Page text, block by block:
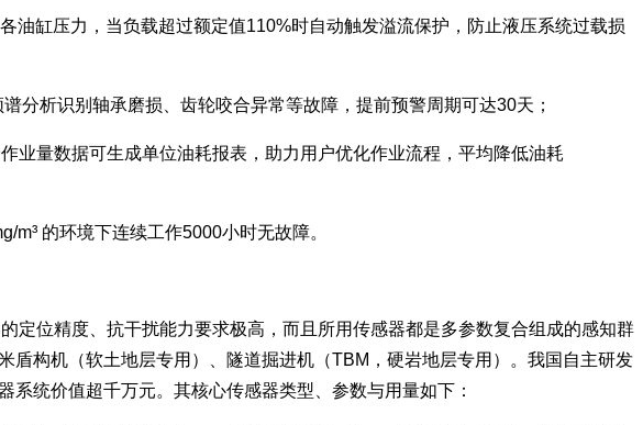
缸压力，当负载超过额定值110%时自动触发溢流保护，防止液压系统过载损
分析识别轴承磨损、齿轮咬合异常等故障，提前预警周期可达30天；
业量数据可生成单位油耗报表，助力用户优化作业流程，平均降低油耗
的环境下连续工作5000小时无故障。
定位精度、抗干扰能力要求极高，而且所用传感器都是多参数复合组成的感知群
构机（软土地层专用）、隧道掘进机（TBM，硬岩地层专用）。我国自主研发
统价值超千万元。其核心传感器类型、参数与用量如下：